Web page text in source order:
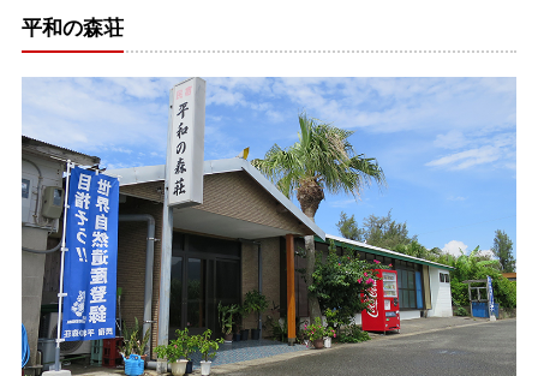
平和の森荘